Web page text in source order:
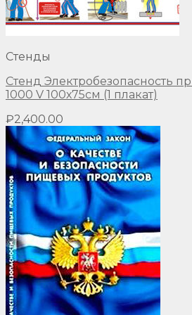
Стенды
Стенд Электробезопасность
1000 V 100х75см (1 плакат)
₽2,400.00